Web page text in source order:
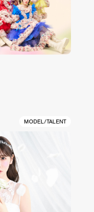
MODEL/TALENT